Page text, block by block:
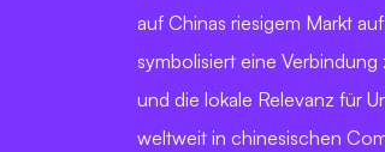
auf Chinas riesigem Markt
symbolisiert eine
und die lokale Relevanz für
weltweit in chinesischen